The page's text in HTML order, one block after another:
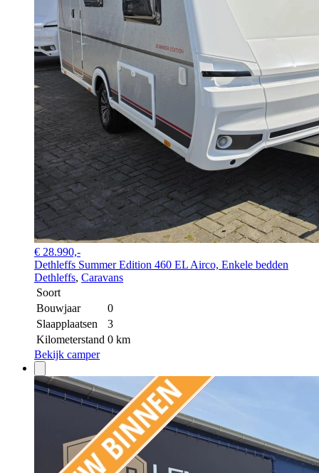
€ 28.990,-
Dethleffs Summer Edition 460 EL Airco, Enkele bedden
Dethleffs, Caravans
Soort
Bouwjaar
0
Slaapplaatsen
3
Kilometerstand 0 km
Bekijk camper